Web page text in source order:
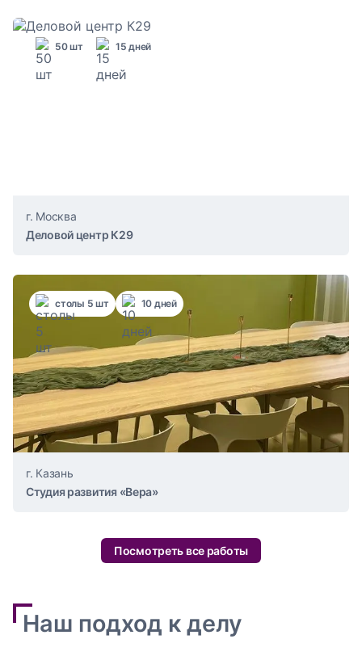
50 шт 15 дней
г. Москва
Деловой центр К29
столы 5 шт 10 дней
г. Казань
Студия развития «Вера»
Посмотреть все работы
Наш подход к делу